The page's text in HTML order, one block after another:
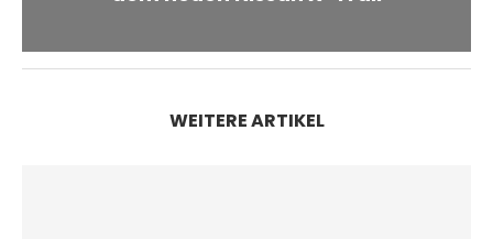
WEITERE ARTIKEL